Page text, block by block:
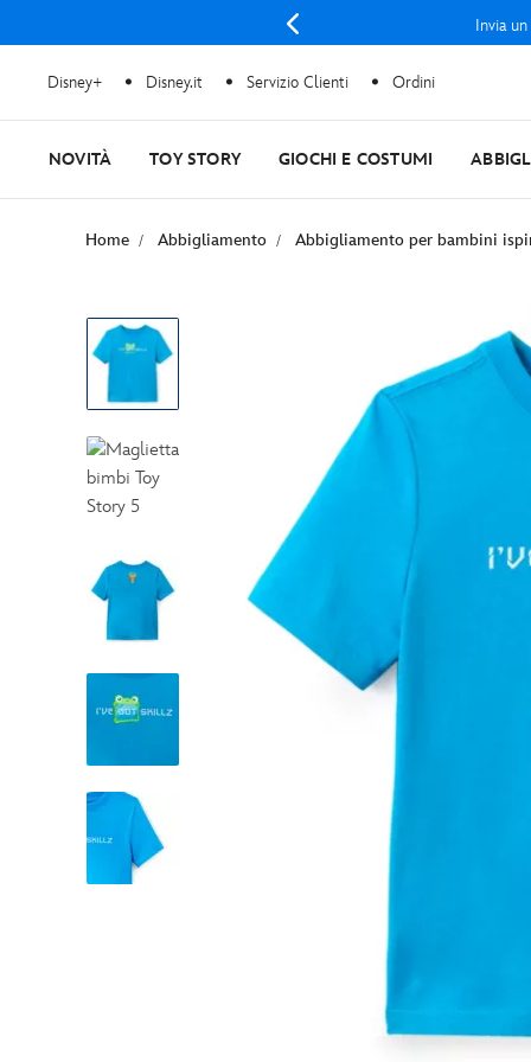
Invia
Disney+ Disney.it Servizio Clienti Ordini
NOVITÀ TOY STORY GIOCHI E COSTUMI
Home Abbigliamento Abbigliamento per bambini